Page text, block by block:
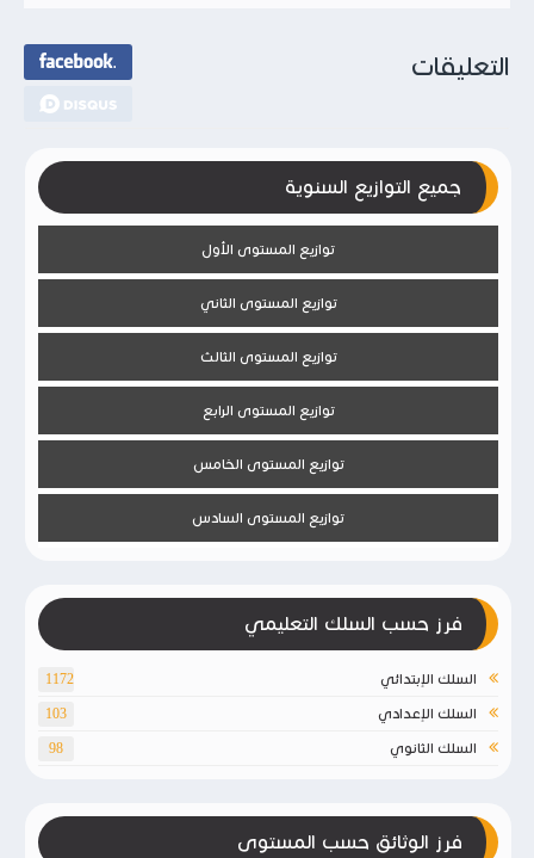
التعليقات
جميع التوازيع السنوية
توازيع المستوى الأول
توازيع المستوى الثاني
توازيع المستوى الثالث
توازيع المستوى الرابع
توازيع المستوى الخامس
توازيع المستوى السادس
فرز حسب السلك التعليمي
السلك الإبتدائي 1172
السلك الإعدادي 103
السلك الثانوي 98
فرز الوثائق حسب المستوى